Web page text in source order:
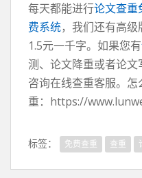
每天都能进行论文查重
费系统，我们还有高
1.5元一千字。如果您有
测、论文降重或者论
咨询在线查重客服。怎
重：https://
标签： 免费查重 查重